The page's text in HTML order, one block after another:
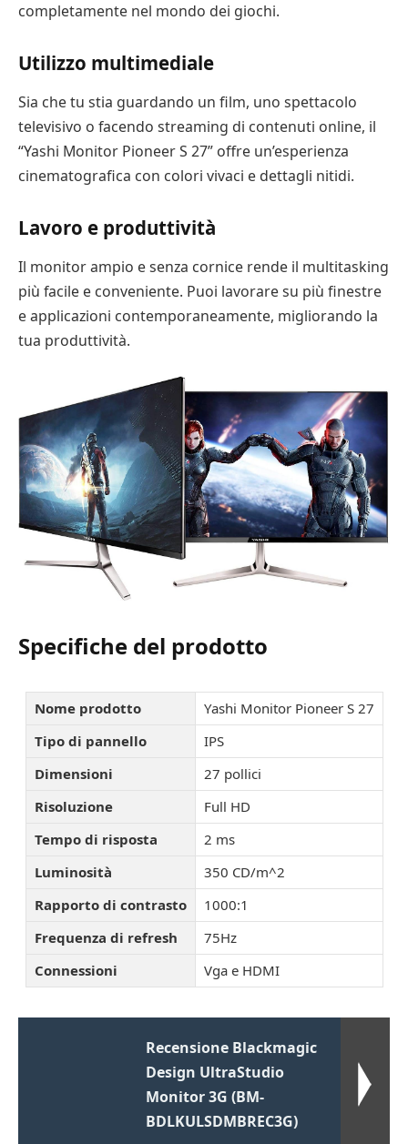
completamente nel mondo dei giochi.
Utilizzo multimediale
Sia che tu stia guardando un film, uno spettacolo
televisivo o facendo streaming di contenuti online, il
“Yashi Monitor Pioneer S 27” offre un’esperienza
cinematografica con colori vivaci e dettagli nitidi.
Lavoro e produttività
Il monitor ampio e senza cornice rende il multitasking
più facile e conveniente. Puoi lavorare su più finestre
e applicazioni contemporaneamente, migliorando la
tua produttività.
Specifiche del prodotto
Nome prodotto
Yashi Monitor Pioneer S 27
Tipo di pannello
IPS
Dimensioni
27 pollici
Risoluzione
Full HD
Tempo di risposta
2 ms
Luminosità
350 CD/m^2
Rapporto di contrasto
1000:1
Frequenza di refresh
75Hz
Connessioni
Vga e HDMI
Recensione Blackmagic
Design UltraStudio
Monitor 3G (BM-
BDLKULSDMBREC3G)